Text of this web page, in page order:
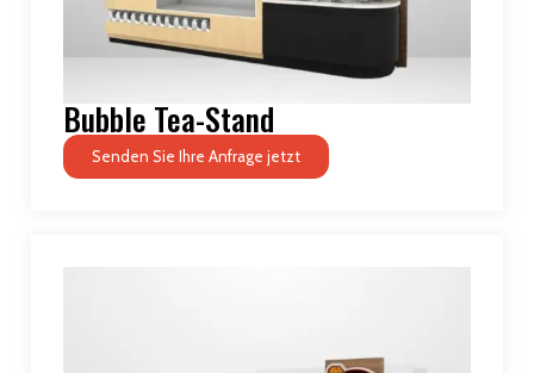
Bubble Tea-Stand
Senden Sie Ihre Anfrage jetzt